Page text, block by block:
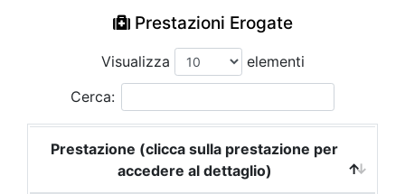
Prestazioni Erogate
Visualizza
elementi
Cerca:
Prestazione (clicca sulla prestazione per
accedere al dettaglio)